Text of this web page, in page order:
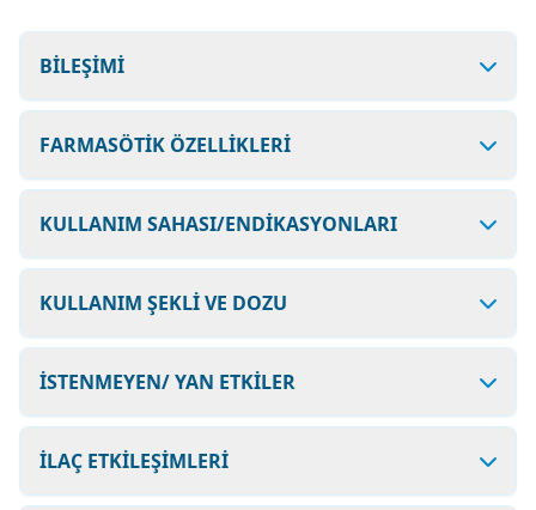
BİLEŞİMİ
FARMASÖTİK ÖZELLİKLERİ
KULLANIM SAHASI/ENDİKASYONLARI
KULLANIM ŞEKLİ VE DOZU
İSTENMEYEN/ YAN ETKİLER
İLAÇ ETKİLEŞİMLERİ